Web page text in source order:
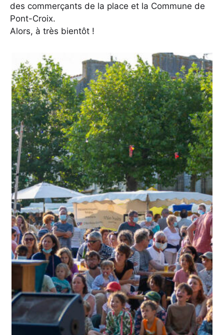
des commerçants de la place et la Commune de
Pont-Croix.
Alors, à très bientôt !